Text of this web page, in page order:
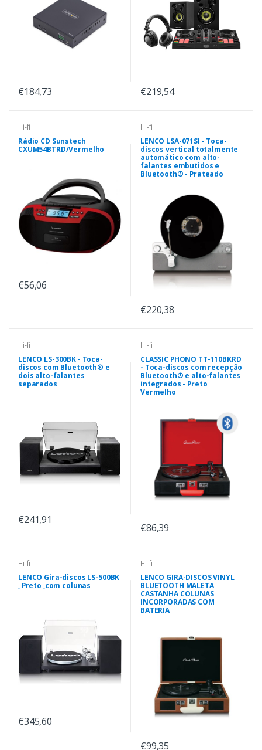
€184,73 €219,54
Hi-fi
Rádio CD Sunstech
CXUM54BTRD/Vermelho
€56,06
Hi-fi
LENCO LSA-071SI - Toca-
discos vertical totalmente
automático com alto-
falantes embutidos e
Bluetooth® - Prateado
€220,38
Hi-fi
LENCO LS-300BK - Toca-
discos com Bluetooth® e
dois alto-falantes
separados
€241,91
Hi-fi
CLASSIC PHONO TT-110BKRD
- Toca-discos com recepção
Bluetooth® e alto-falantes
integrados - Preto
Vermelho
€86,39
Hi-fi
LENCO Gira-discos LS-500BK
, Preto ,com colunas
€345,60
Hi-fi
LENCO GIRA-DISCOS VINYL
BLUETOOTH MALETA
CASTANHA COLUNAS
INCORPORADAS COM
BATERIA
€99,35